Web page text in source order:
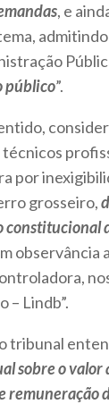
, e
público”.
por
grosseiro,
observância
– Lindb”.
tribunal
sobre o valor
remuneração